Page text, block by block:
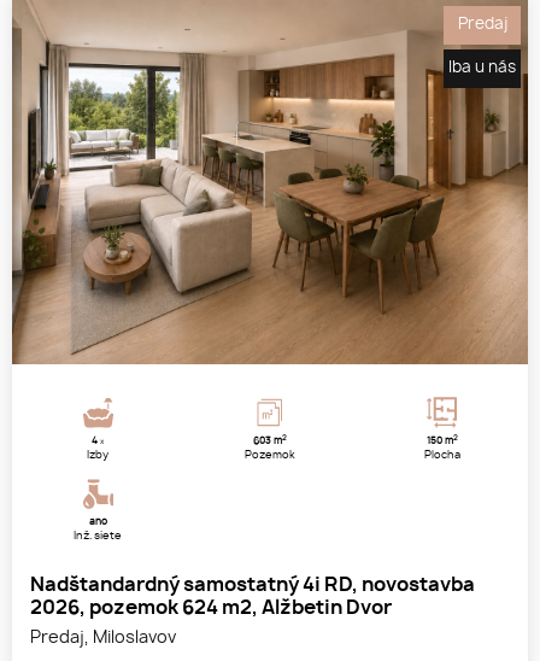
4x
Izby
603 m2
Pozemok
150 m2
Plocha
áno
Inž. siete
Nadštandardný samostatný 4i RD, novostavba
2026, pozemok 624 m2, Alžbetin Dvor
Predaj, Miloslavov
Predaj
Iba u nás